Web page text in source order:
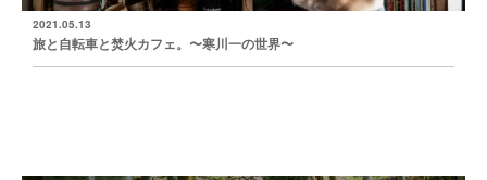
2021.05.13
旅と自転車と焚火カフェ。〜寒川一の世界〜